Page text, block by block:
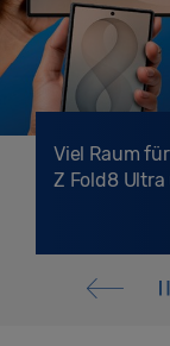
Viel Raum
Z Fold8